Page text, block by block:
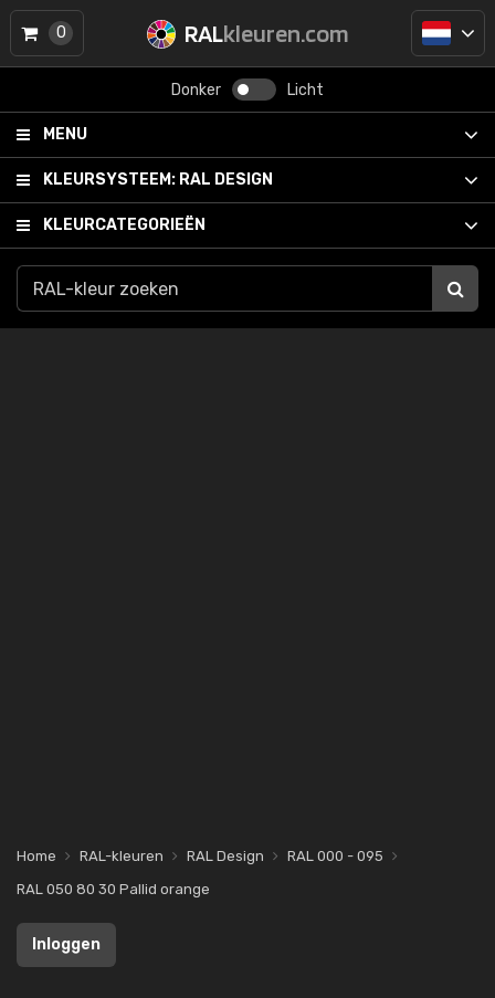
RALkleuren.com
Donker Licht
MENU
KLEURSYSTEEM: RAL DESIGN
KLEURCATEGORIEËN
0
Home RAL-kleuren RAL Design
RAL 000 - 095
RAL 050 80 30 Pallid orange
Inloggen